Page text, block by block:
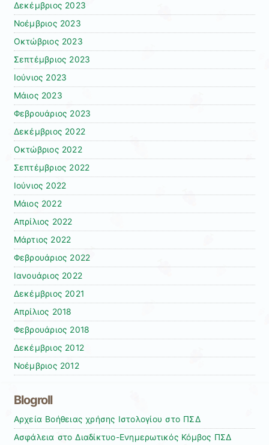
Δεκέμβριος 2023
Νοέμβριος 2023
Οκτώβριος 2023
Σεπτέμβριος 2023
Ιούνιος 2023
Μάιος 2023
Φεβρουάριος 2023
Δεκέμβριος 2022
Οκτώβριος 2022
Σεπτέμβριος 2022
Ιούνιος 2022
Μάιος 2022
Απρίλιος 2022
Μάρτιος 2022
Φεβρουάριος 2022
Ιανουάριος 2022
Δεκέμβριος 2021
Απρίλιος 2018
Φεβρουάριος 2018
Δεκέμβριος 2012
Νοέμβριος 2012
Blogroll
Αρχεία Βοήθειας χρήσης Ιστολογίου στο ΠΣΔ
Ασφάλεια στο Διαδίκτυο-Ενημερωτικός Κόμβος ΠΣΔ